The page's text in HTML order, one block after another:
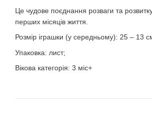
Це чудове поєднання розваги та
перших місяців життя.
Розмір іграшки (у середньому): 25 – 13
Упаковка: лист;
Вікова категорія: 3 міс+